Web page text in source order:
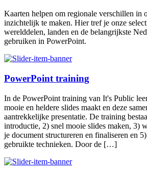
Kaarten helpen om regionale verschillen in
inzichtelijk te maken. Hier tref je onze
werelddelen, landen en de belangrijkste
gebruiken in PowerPoint.
PowerPoint training
In de PowerPoint training van It's Public
mooie en heldere slides maakt en deze
aantrekkelijke presentatie. De training
introductie, 2) snel mooie slides maken, 3)
je document structureren en finaliseren en
gebruikte technieken. Door de […]